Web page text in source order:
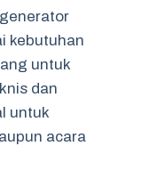
kebutuhan
untuk
dan
untuk
acara